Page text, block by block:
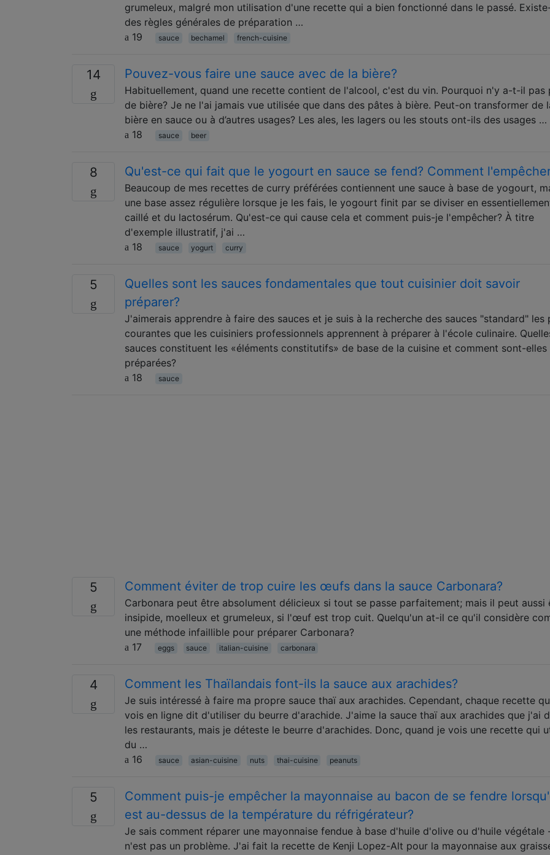
grumeleux, malgré mon utilisation d'une recette qui a bien fonctionné dans le passé.
des règles générales de préparation …
19
sauce bechamel french-cuisine
14 Pouvez-vous faire une sauce avec de la bière?
Habituellement, quand une recette contient de l'alcool, c'est du vin. Pourquoi n'y a-t-il pas
de bière? Je ne l'ai jamais vue utilisée que dans des pâtes à bière. Peut-on transformer de
bière en sauce ou à d’autres usages? Les ales, les lagers ou les stouts ont-ils des usages …
18
sauce beer
8 Qu'est-ce qui fait que le yogourt en sauce se fend? Comment
Beaucoup de mes recettes de curry préférées contiennent une sauce à base de yogourt,
une base assez régulière lorsque je les fais, le yogourt finit par se diviser en
caillé et du lactosérum. Qu'est-ce qui cause cela et comment puis-je l'empêcher? À titre
d'exemple illustratif, j'ai …
18
sauce yogurt curry
5
Quelles sont les sauces fondamentales que tout cuisinier doit savoir
préparer?
J'aimerais apprendre à faire des sauces et je suis à la recherche des sauces "standard" les
courantes que les cuisiniers professionnels apprennent à préparer à l'école culinaire.
sauces constituent les «éléments constitutifs» de base de la cuisine et comment sont-elles
préparées?
18
sauce
5 Comment éviter de trop cuire les œufs dans la sauce Carbonara?
Carbonara peut être absolument délicieux si tout se passe parfaitement; mais il peut aussi
insipide, moelleux et grumeleux, si l'œuf est trop cuit. Quelqu'un at-il ce qu'il considère
une méthode infaillible pour préparer Carbonara?
17
eggs sauce italian-cuisine carbonara
4 Comment les Thaïlandais font-ils la sauce aux arachides?
Je suis intéressé à faire ma propre sauce thaï aux arachides. Cependant, chaque recette
vois en ligne dit d'utiliser du beurre d'arachide. J'aime la sauce thaï aux arachides que j'ai
les restaurants, mais je déteste le beurre d'arachides. Donc, quand je vois une recette qui
du …
16
sauce asian-cuisine nuts thai-cuisine peanuts
5
Comment puis-je empêcher la mayonnaise au bacon de se fendre
est au-dessus de la température du réfrigérateur?
Je sais comment réparer une mayonnaise fendue à base d'huile d'olive ou d'huile végétale
n'est pas un problème. J'ai fait la recette de Kenji Lopez-Alt pour la mayonnaise aux